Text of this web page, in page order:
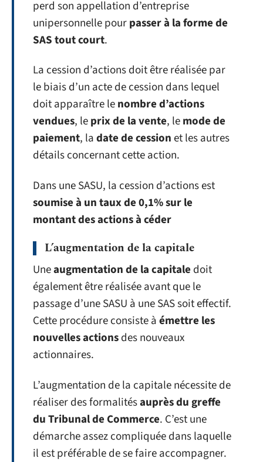
perd son appellation d’entreprise
unipersonnelle pourpasser à la forme de
SAS tout court.
La cession d’actions doit être réalisée par
le biais d’un acte de cession dans lequel
doit apparaître lenombre d’actions
vendues, leprix de la vente, lemode de
paiement, ladate de cessionet les autres
détails concernant cette action.
Dans une SASU, la cession d’actions est
soumise à un taux de 0,1% sur le
montant des actions à céder
L’augmentation de la capitale
Uneaugmentation de la capitale doit
également être réalisée avant que le
passage d’une SASU à une SAS soit effectif.
Cette procédure consiste àémettre les
nouvelles actionsdes nouveaux
actionnaires.
L’augmentation de la capitale nécessite de
réaliser des formalitésauprès du greffe
du Tribunal de Commerce. C’est une
démarche assez compliquée dans laquelle
il est préférable de se faire accompagner.